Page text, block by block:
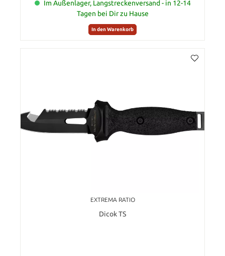
Im Außenlager, Langstreckenversand - in 12-14
Tagen bei Dir zu Hause
In den Warenkorb
EXTREMA RATIO
Dicok TS